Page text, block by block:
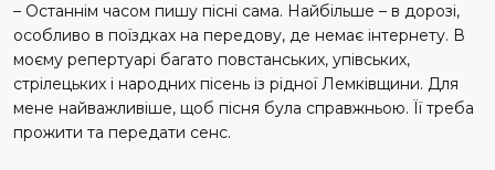
– Останнім часом пишу пісні сама. Найбільше – в дорозі,
особливо в поїздках на передову, де немає інтернету. В
моєму репертуарі багато повстанських, упівських,
стрілецьких і народних пісень із рідної Лемківщини. Для
мене найважливіше, щоб пісня була справжньою. Її треба
прожити та передати сенс.